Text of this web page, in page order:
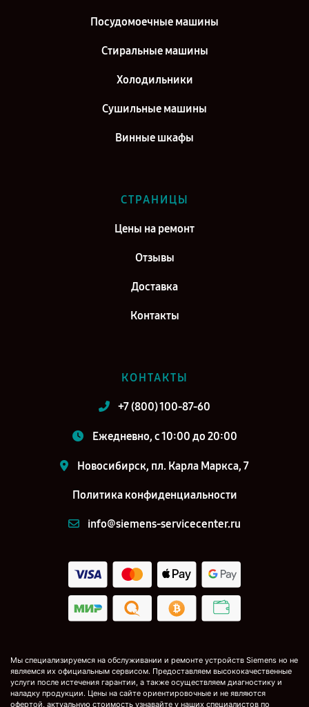
Посудомоечные машины
Стиральные машины
Холодильники
Сушильные машины
Винные шкафы
СТРАНИЦЫ
Цены на ремонт
Отзывы
Доставка
Контакты
КОНТАКТЫ
+7 (800) 100-87-60
Ежедневно, с 10:00 до 20:00
Новосибирск, пл. Карла Маркса, 7
Политика конфиденциальности
info@siemens-servicecenter.ru
Мы специализируемся на обслуживании и ремонте устройств Siemens но не
являемся их официальным сервисом. Предоставляем высококачественные
услуги после истечения гарантии, а также осуществляем диагностику и
наладку продукции. Цены на сайте ориентировочные и не являются
офертой, актуальную стоимость узнавайте у наших специалистов по